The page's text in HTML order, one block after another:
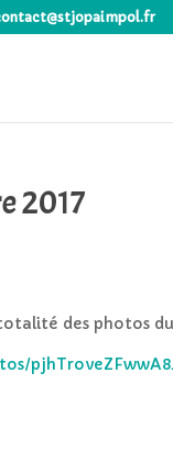
2017
des photos